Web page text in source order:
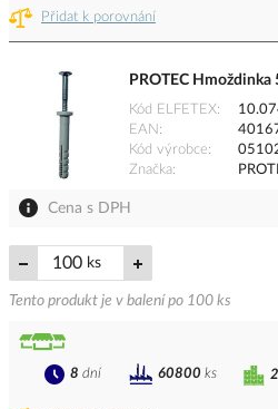
Přidat k porovnání
PROTEC
Kód ELFETEX
EAN
Kód výrobce
Značka
Cena s DPH
ks
Tento produkt je v balení po 100 ks
8 dní 60800 ks